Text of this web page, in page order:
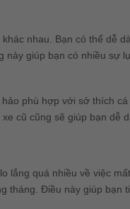
nhau. Bạn có thể dễ
giúp bạn có nhiều sự
phù hợp với sở thích
cũ cũng sẽ giúp bạn dễ
lắng quá nhiều về việc
tháng. Điều này giúp bạn